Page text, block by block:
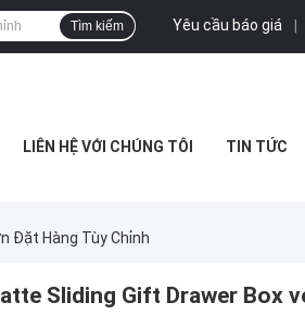
Yêu cầu báo giá |
Tìm kiếm
LIÊN HỆ VỚI CHÚNG TÔI TIN TỨC
Đặt Hàng Tùy Chỉnh
Sliding Gift Drawer Box